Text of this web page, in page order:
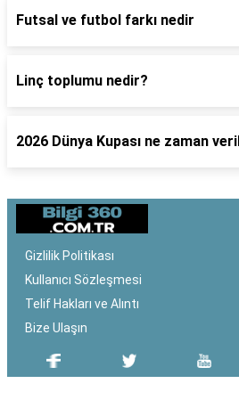
Futsal ve futbol farkı nedir
Linç toplumu nedir?
2026 Dünya Kupası ne zaman
Gizlilik Politikası
Kullanıcı Sözleşmesi
Telif Hakları ve Alıntı
Bize Ulaşın